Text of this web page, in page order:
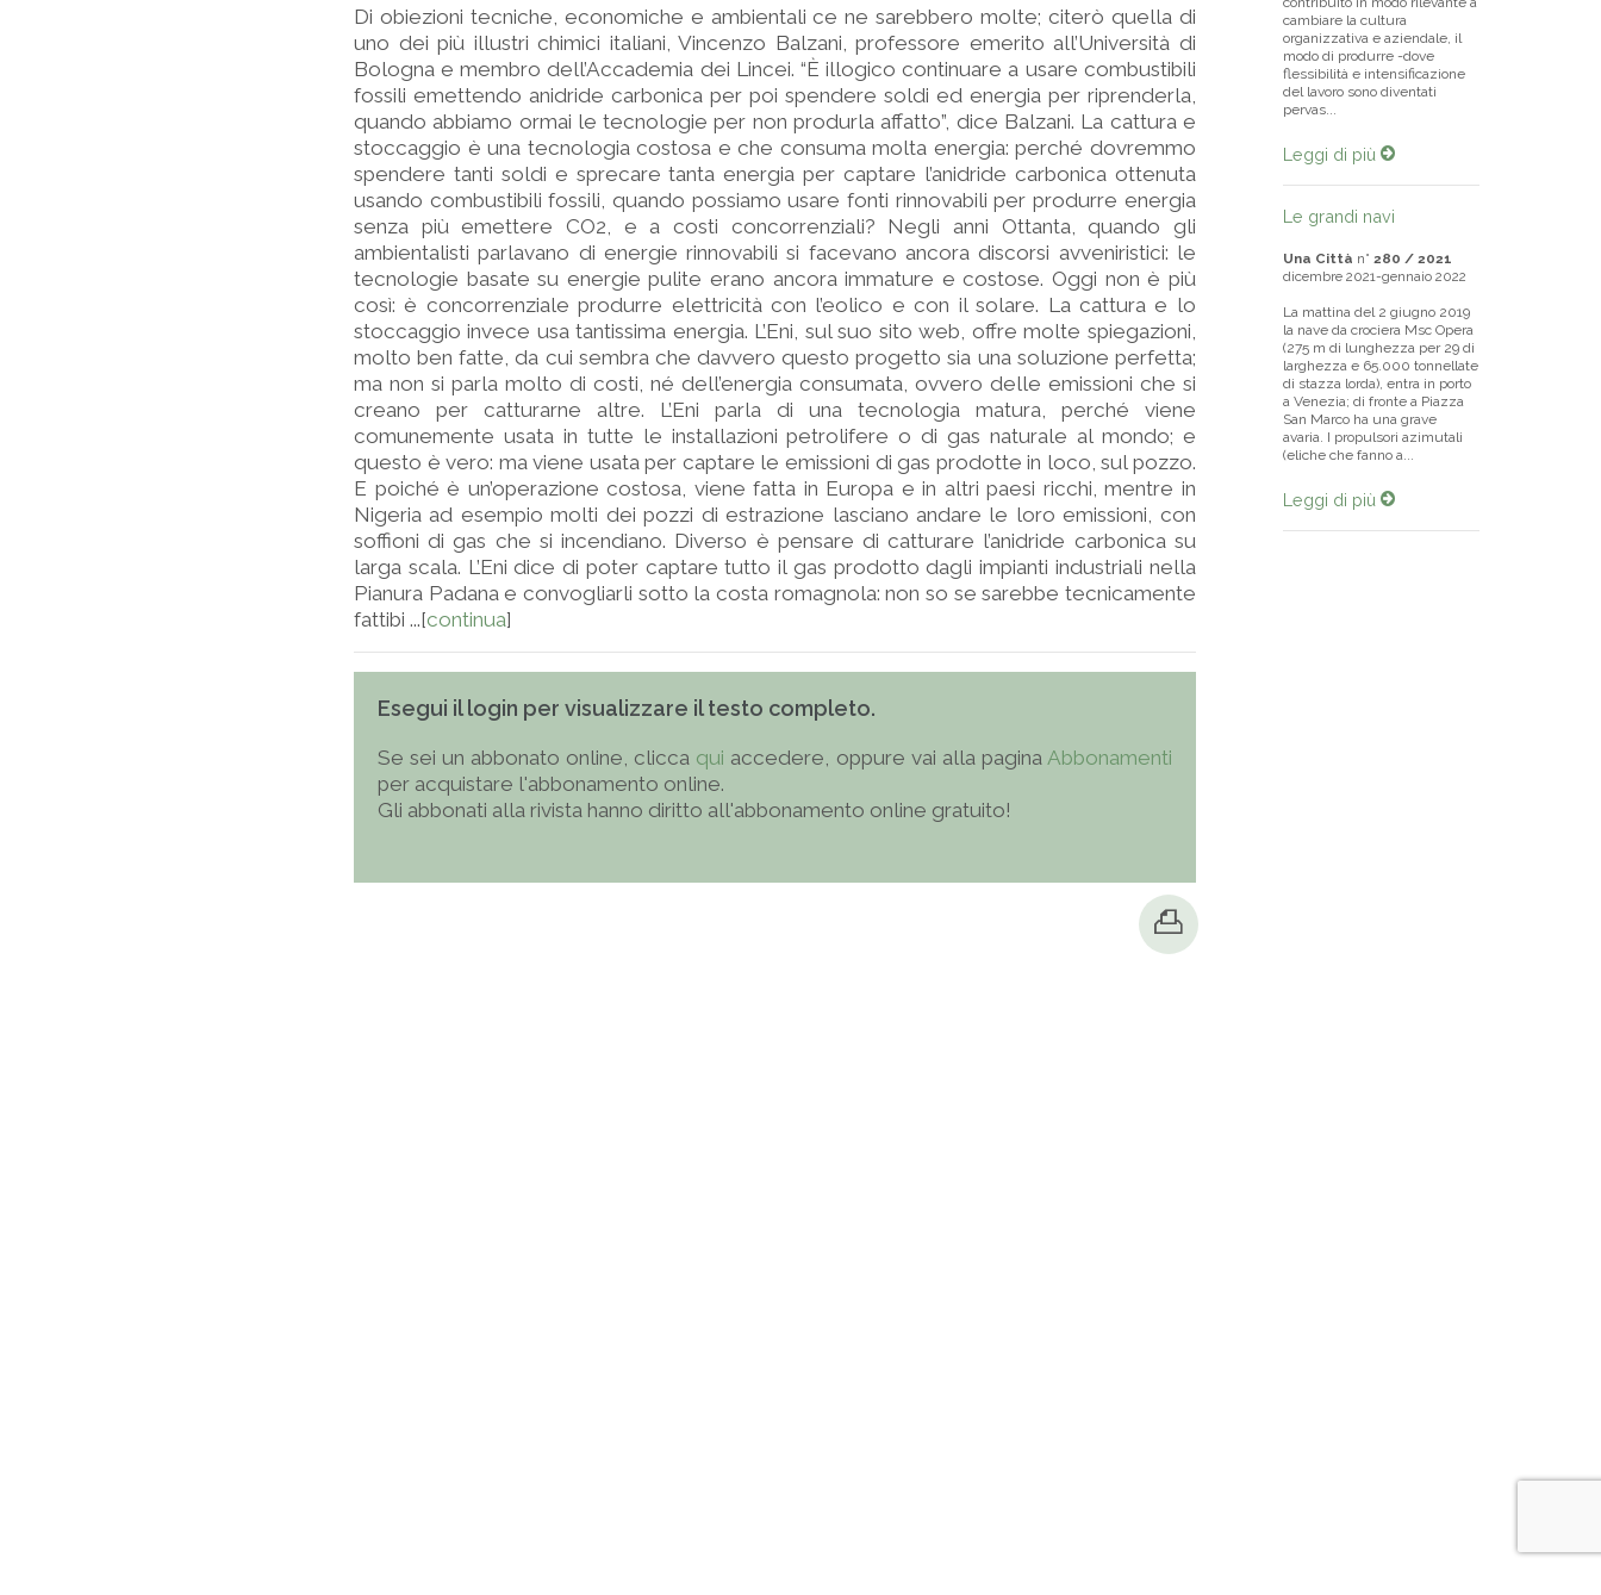
Di obiezioni tecniche, economiche e ambientali ce ne sarebbero molte; citerò quella di
uno dei più illustri chimici italiani, Vincenzo Balzani, professore emerito all’Università di
Bologna e membro dell’Accademia dei Lincei. “È illogico continuare a usare combustibili
fossili emettendo anidride carbonica per poi spendere soldi ed energia per riprenderla,
quando abbiamo ormai le tecnologie per non produrla affatto”, dice Balzani. La cattura e
stoccaggio è una tecnologia costosa e che consuma molta energia: perché dovremmo
spendere tanti soldi e sprecare tanta energia per captare l’anidride carbonica ottenuta
usando combustibili fossili, quando possiamo usare fonti rinnovabili per produrre energia
senza più emettere CO2, e a costi concorrenziali? Negli anni Ottanta, quando gli
ambientalisti parlavano di energie rinnovabili si facevano ancora discorsi avveniristici: le
tecnologie basate su energie pulite erano ancora immature e costose. Oggi non è più
così: è concorrenziale produrre elettricità con l’eolico e con il solare. La cattura e lo
stoccaggio invece usa tantissima energia. L’Eni, sul suo sito web, offre molte spiegazioni,
molto ben fatte, da cui sembra che davvero questo progetto sia una soluzione perfetta;
ma non si parla molto di costi, né dell’energia consumata, ovvero delle emissioni che si
creano per catturarne altre. L’Eni parla di una tecnologia matura, perché viene
comunemente usata in tutte le installazioni petrolifere o di gas naturale al mondo; e
questo è vero: ma viene usata per captare le emissioni di gas prodotte in loco, sul pozzo.
E poiché è un’operazione costosa, viene fatta in Europa e in altri paesi ricchi, mentre in
Nigeria ad esempio molti dei pozzi di estrazione lasciano andare le loro emissioni, con
soffioni di gas che si incendiano. Diverso è pensare di catturare l’anidride carbonica su
larga scala. L’Eni dice di poter captare tutto il gas prodotto dagli impianti industriali nella
Pianura Padana e convogliarli sotto la costa romagnola: non so se sarebbe tecnicamente
fattibi ...[continua]
Esegui il login per visualizzare il testo completo.
Se sei un abbonato online, clicca qui accedere, oppure vai alla pagina Abbonamenti
per acquistare l'abbonamento online.
Gli abbonati alla rivista hanno diritto all'abbonamento online gratuito!
cambiare la cultura
organizzativa e aziendale, il
modo di produrre -dove
flessibilità e intensificazione
del lavoro sono diventati
pervas...
Leggi di più
Le grandi navi
Una Città n° 280 / 2021
dicembre 2021-gennaio 2022
La mattina del 2 giugno 2019
la nave da crociera Msc Opera
(275 m di lunghezza per 29 di
larghezza e 65.000 tonnellate
di stazza lorda), entra in porto
a Venezia; di fronte a Piazza
San Marco ha una grave
avaria. I propulsori azimutali
(eliche che fanno a...
Leggi di più